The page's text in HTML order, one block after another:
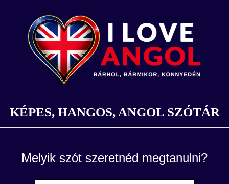
KÉPES, HANGOS, ANGOL SZÓTÁR
Melyik szót szeretnéd megtanulni?